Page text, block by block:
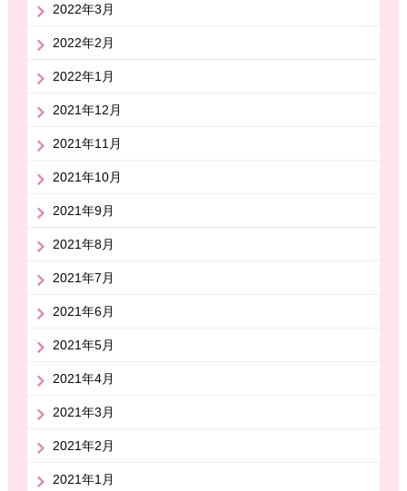
2022年3月
2022年2月
2022年1月
2021年12月
2021年11月
2021年10月
2021年9月
2021年8月
2021年7月
2021年6月
2021年5月
2021年4月
2021年3月
2021年2月
2021年1月